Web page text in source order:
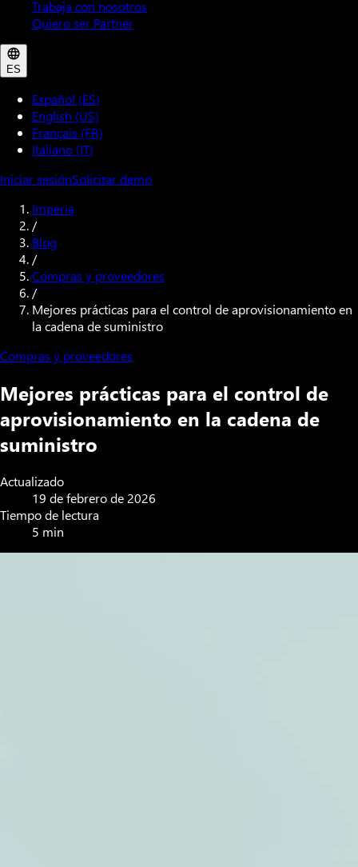
Trabaja con nosotros
Quiero ser Partner
ES
Español (ES)
English (US)
Français (FR)
Italiano (IT)
Iniciar sesiónSolicitar demo
Imperia
/
Blog
/
Compras y proveedores
/
Mejores prácticas para el control de aprovisionamiento en
la cadena de suministro
Compras y proveedores
Mejores prácticas para el control de
aprovisionamiento en la cadena de
suministro
Actualizado
19 de febrero de 2026
Tiempo de lectura
5 min